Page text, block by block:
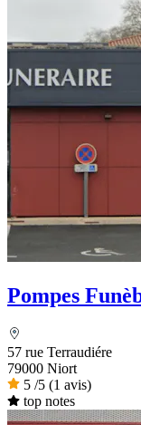
Pompes
57 rue Terraudiére
79000 Niort
5 /5 (1 avis)
top notes